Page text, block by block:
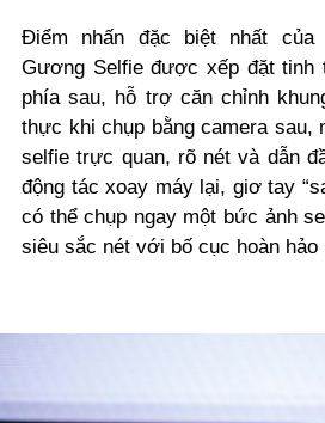
Điểm nhấn đặc biệt nhất của
Gương Selfie được xếp đặt tinh
phía sau, hỗ trợ căn chỉnh
thực khi chụp bằng camera sau,
selfie trực quan, rõ nét và dẫn
động tác xoay máy lại, giơ tay
có thể chụp ngay một bức ảnh
siêu sắc nét với bố cục hoàn hảo